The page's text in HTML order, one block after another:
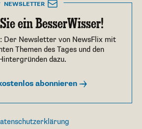
NEWSLETTER
ein BesserWisser!
Der Newsletter von NewsFlix mit
Themen des Tages und den
dazu.
abonnieren